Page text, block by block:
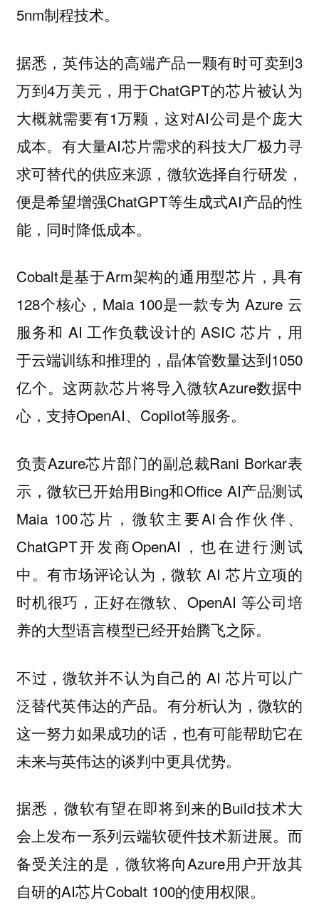
5nm制程技术。
据悉，英伟达的高端产品一颗有时可卖到3
万到4万美元，用于ChatGPT的芯片被认为
大概就需要有1万颗，这对AI公司是个庞大
成本。有大量AI芯片需求的科技大厂极力寻
求可替代的供应来源，微软选择自行研发，
便是希望增强ChatGPT等生成式AI产品的性
能，同时降低成本。
Cobalt是基于Arm架构的通用型芯片，具有
128个核心，Maia 100是一款专为 Azure 云
服务和 AI 工作负载设计的 ASIC 芯片，用
于云端训练和推理的，晶体管数量达到1050
亿个。这两款芯片将导入微软Azure数据中
心，支持OpenAI、Copilot等服务。
负责Azure芯片部门的副总裁Rani Borkar表
示，微软已开始用Bing和Office AI产品测试
Maia 100芯片，微软主要AI合作伙伴、
ChatGPT开发商OpenAI，也在进行测试
中。有市场评论认为，微软 AI 芯片立项的
时机很巧，正好在微软、OpenAI 等公司培
养的大型语言模型已经开始腾飞之际。
不过，微软并不认为自己的 AI 芯片可以广
泛替代英伟达的产品。有分析认为，微软的
这一努力如果成功的话，也有可能帮助它在
未来与英伟达的谈判中更具优势。
据悉，微软有望在即将到来的Build技术大
会上发布一系列云端软硬件技术新进展。而
备受关注的是，微软将向Azure用户开放其
自研的AI芯片Cobalt 100的使用权限。